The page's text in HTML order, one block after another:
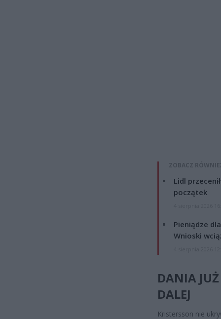
ZOBACZ
Lidl
początek
Pieniądze
Wnioski
DANIA
DALEJ
Kristersson nie